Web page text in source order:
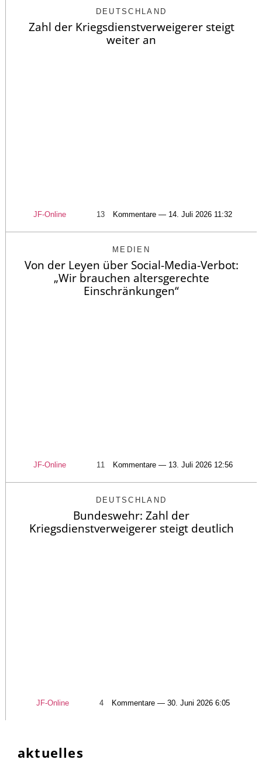
DEUTSCHLAND
Zahl der Kriegsdienstverweigerer steigt
weiter an
JF-Online 13 Kommentare — 14. Juli 2026 11:32
MEDIEN
Von der Leyen über Social-Media-Verbot:
„Wir brauchen altersgerechte
Einschränkungen“
JF-Online 11 Kommentare — 13. Juli 2026 12:56
DEUTSCHLAND
Bundeswehr: Zahl der
Kriegsdienstverweigerer steigt deutlich
JF-Online 4 Kommentare — 30. Juni 2026 6:05
aktuelles